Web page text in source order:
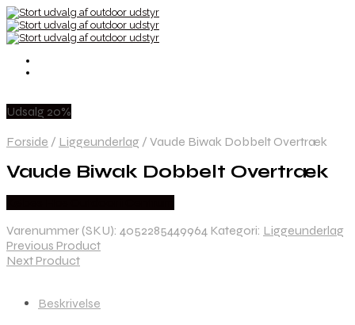
Udsalg 20%
Forside / Liggeunderlag / Vaude Biwak Dobbelt Overtræk
Vaude Biwak Dobbelt Overtræk
Varenummer (SKU): 4052285449964 Kategori: Liggeunderlag
Previous Product
Next Product
Beskrivelse